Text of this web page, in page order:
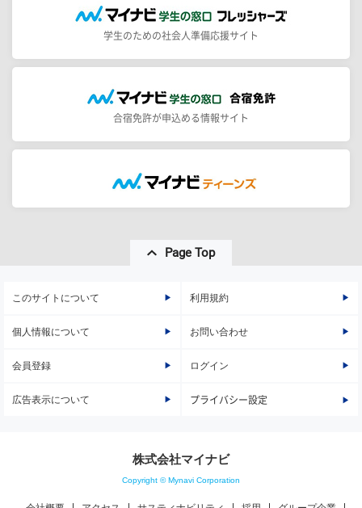
学生のための社会人準備応援サイト
合宿免許が申込める情報サイト
Page Top
このサイトについて 利用規約
個人情報について お問い合わせ
会員登録 ログイン
広告表示について プライバシー設定
株式会社マイナビ
Copyright © Mynavi Corporation